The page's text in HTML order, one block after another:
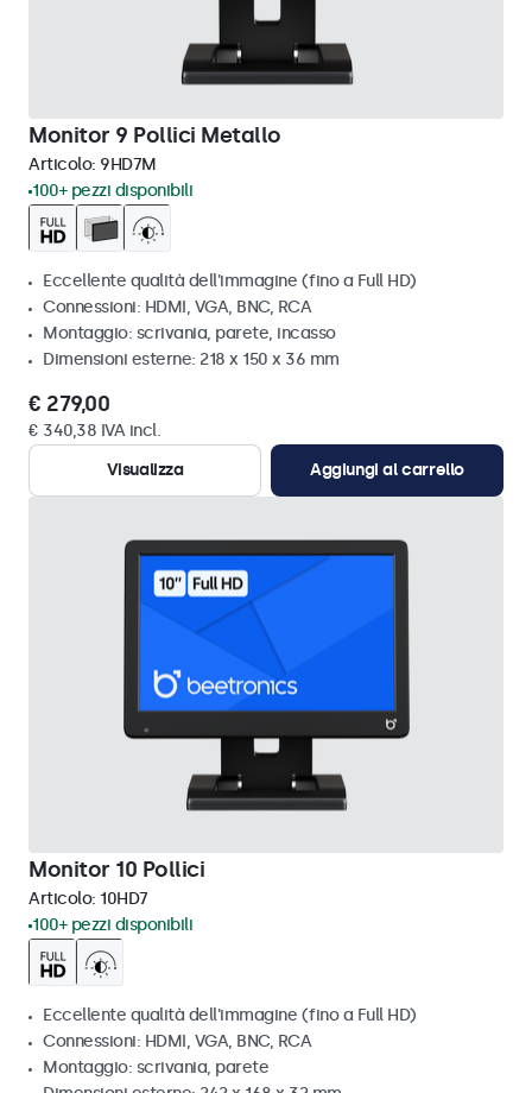
Monitor 9 Pollici Metallo
Articolo: 9HD7M
100+ pezzi disponibili
Eccellente qualità dell'immagine (fino a Full HD)
Connessioni: HDMI, VGA, BNC, RCA
Montaggio: scrivania, parete, incasso
Dimensioni esterne: 218 x 150 x 36 mm
€ 279,00
€ 340,38 IVA incl.
Visualizza
Aggiungi al carrello
Monitor 10 Pollici
Articolo: 10HD7
100+ pezzi disponibili
Eccellente qualità dell'immagine (fino a Full HD)
Connessioni: HDMI, VGA, BNC, RCA
Montaggio: scrivania, parete